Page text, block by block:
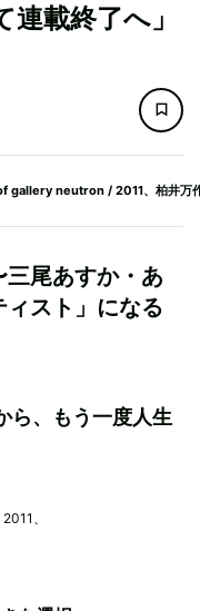
連載終了へ」
gallery neutron / 2011、柏井万
尾あすか・あ
スト」になる
ら、もう一度人生
、